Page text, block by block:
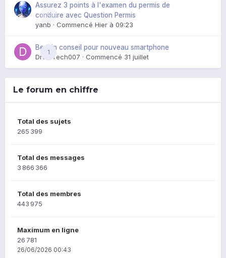
0
Assurez 3 points à l'examen du permis de
conduire avec Question Permis
yanb · Commencé Hier à 09:23
1
Besoin conseil pour nouveau smartphone
DroidTech007 · Commencé 31 juillet
Le forum en chiffre
Total des sujets
265 399
Total des messages
3 866 366
Total des membres
443 975
Maximum en ligne
26 781
26/06/2026 00:43